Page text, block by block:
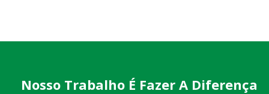
Nosso Trabalho É Fazer A Diferença